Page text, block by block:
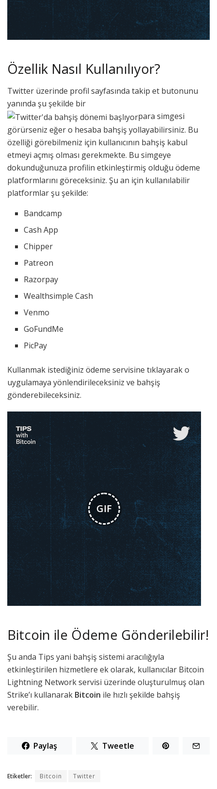
Özellik Nasıl Kullanılıyor?
Twitter üzerinde profil sayfasında takip et butonunu
yanında şu şekilde bir
para simgesi
görürseniz eğer o hesaba bahşiş yollayabilirsiniz. Bu
özelliği görebilmeniz için kullanıcının bahşiş kabul
etmeyi açmış olması gerekmekte. Bu simgeye
dokunduğunuza profilin etkinleştirmiş olduğu ödeme
platformlarını göreceksiniz. Şu an için kullanılabilir
platformlar şu şekilde:
Bandcamp
Cash App
Chipper
Patreon
Razorpay
Wealthsimple Cash
Venmo
GoFundMe
PicPay
Kullanmak istediğiniz ödeme servisine tıklayarak o
uygulamaya yönlendirileceksiniz ve bahşiş
gönderebileceksiniz.
GIF
Bitcoin ile Ödeme Gönderilebilir!
Şu anda Tips yani bahşiş sistemi aracılığıyla
etkinleştirilen hizmetlere ek olarak, kullanıcılar Bitcoin
Lightning Network servisi üzerinde oluşturulmuş olan
Strike’ı kullanarak Bitcoin ile hızlı şekilde bahşiş
verebilir.
Paylaş Tweetle
Etiketler: Bitcoin Twitter